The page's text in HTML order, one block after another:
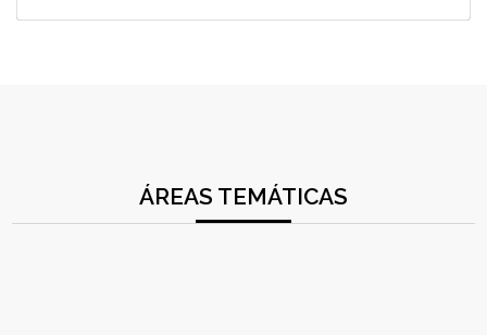
ÁREAS TEMÁTICAS